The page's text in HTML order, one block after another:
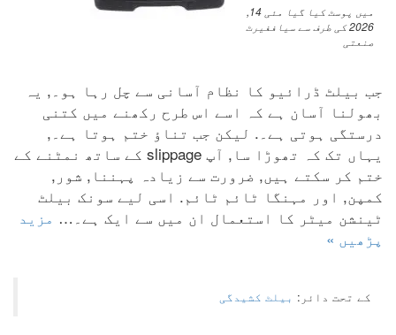
میں پوسٹ کیا گیا
مئی 14,
2026کی طرف سے سیاففیرٹ
صنعتی
جب بیلٹ ڈرائیو کا نظام آسانی سے چل رہا ہو۔, یہ
بھولنا آسان ہے کہ اسے اس طرح رکھنے میں کتنی
درستگی ہوتی ہے۔. لیکن جب تناؤ ختم ہوتا ہے۔,
یہاں تک کہ تھوڑا سا, آپ slippage کے ساتھ نمٹنے کے
ختم کر سکتے ہیں, ضرورت سے زیادہ پہننا, شور,
کمپن, اور مہنگا ٹائم ٹائم. اسی لیے سونک بیلٹ
ٹینشن میٹر کا استعمال ان میں سے ایک ہے۔…مزید
پڑھیں »
کے تحت دائر:بیلٹ کشیدگی